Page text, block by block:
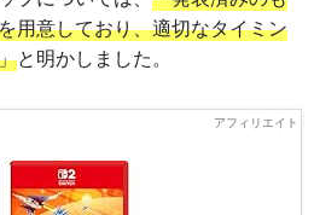
用意しており、適切なタイミン
と明かしました。